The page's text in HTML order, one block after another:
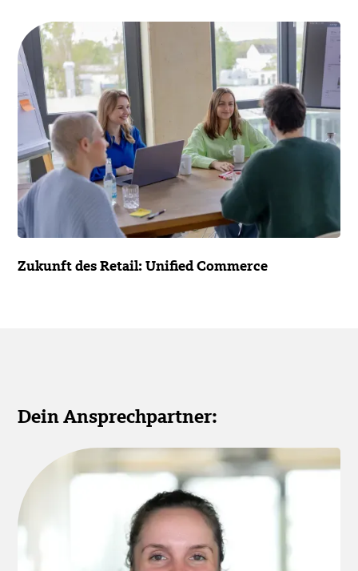
Zukunft des Retail: Unified Commerce
Dein Ansprechpartner: